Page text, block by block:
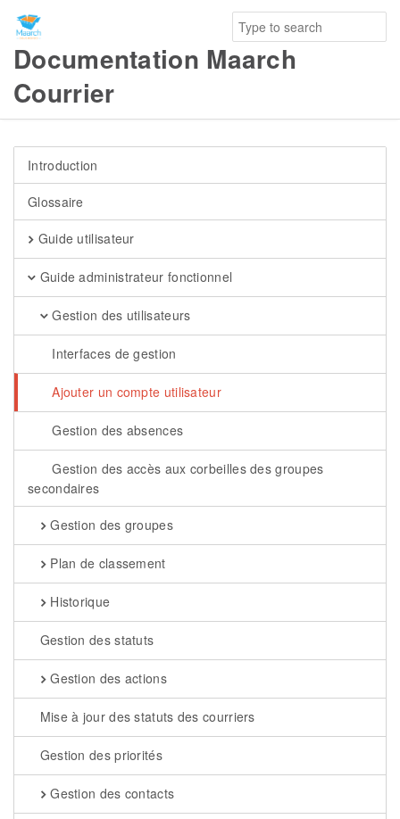
Documentation Maarch
Courrier
Introduction
Glossaire
Guide utilisateur
Guide administrateur fonctionnel
Gestion des utilisateurs
Interfaces de gestion
Ajouter un compte utilisateur
Gestion des absences
Gestion des accès aux corbeilles des groupes
secondaires
Gestion des groupes
Plan de classement
Historique
Gestion des statuts
Gestion des actions
Mise à jour des statuts des courriers
Gestion des priorités
Gestion des contacts